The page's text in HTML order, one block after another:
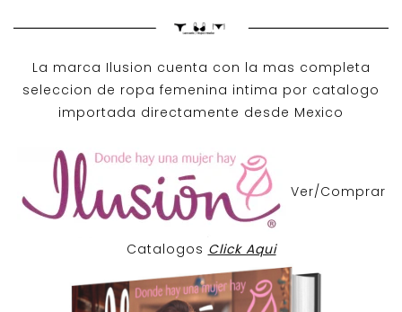
La marca Ilusion cuenta con la mas completa
seleccion de ropa femenina intima por catalogo
importada directamente desde Mexico
Ver/Comprar
Catalogos Click Aqui